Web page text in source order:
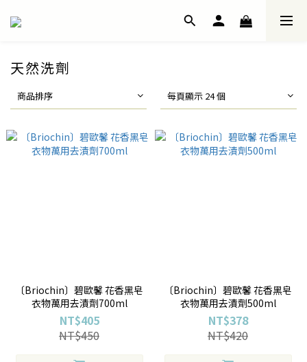
天然洗劑
商品排序 每頁顯示 24 個
〔Briochin〕碧歐馨 花香黑皂
衣物萬用去漬劑700ml
NT$405
NT$450
〔Briochin〕碧歐馨 花香黑皂
衣物萬用去漬劑500ml
NT$378
NT$420